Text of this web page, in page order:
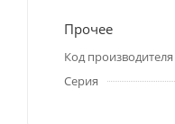
Прочее
Код производителя
Серия